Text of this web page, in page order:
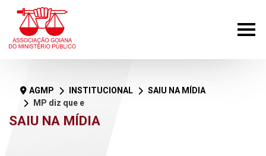
SAIU NA MÍDIA
AGMP INSTITUCIONAL
SAIU NA MÍDIA
MP diz que estado não cumpriu medidas para proteger João Leite